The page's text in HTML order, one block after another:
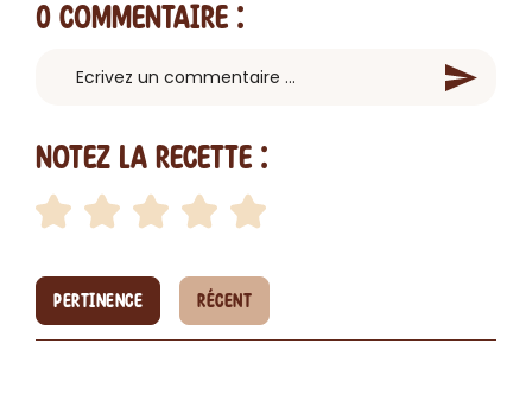
0 Commentaire :
Notez la recette :
PERTINENCE RÉCENT